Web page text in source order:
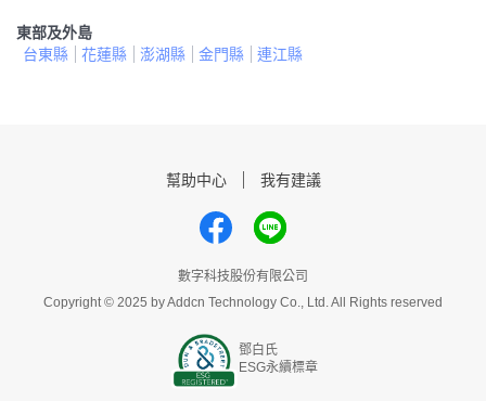
東部及外島
台東縣
花蓮縣 澎湖縣 金門縣 連江縣
幫助中心 我有建議
數字科技股份有限公司
Copyright © 2025 by Addcn Technology Co., Ltd. All Rights reserved
鄧白氏
ESG永續標章